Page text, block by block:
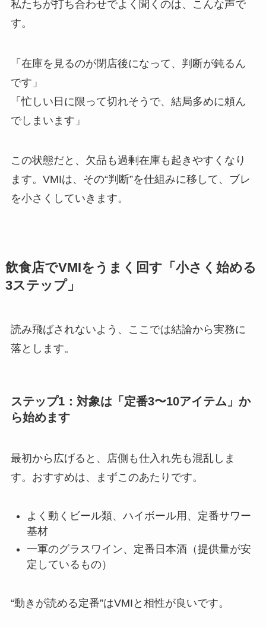
私たちが打ち合わせでよく聞くのは、こんな声で
す。
「在庫を見るのが閉店後になって、判断が鈍るん
です」
「忙しい日に限って切れそうで、結局多めに頼ん
でしまいます」
この状態だと、欠品も過剰在庫も起きやすくなり
ます。VMIは、その“判断”を仕組みに移して、ブレ
を小さくしていきます。
飲食店でVMIをうまく回す「小さく始める
3ステップ」
読み飛ばされないよう、ここでは結論から実務に
落とします。
ステップ1：対象は「定番3〜10アイテム」か
ら始めます
最初から広げると、店側も仕入れ先も混乱しま
す。おすすめは、まずこのあたりです。
よく動くビール類、ハイボール用、定番サワー
基材
一軍のグラスワイン、定番日本酒（提供量が安
定しているもの）
“動きが読める定番”はVMIと相性が良いです。